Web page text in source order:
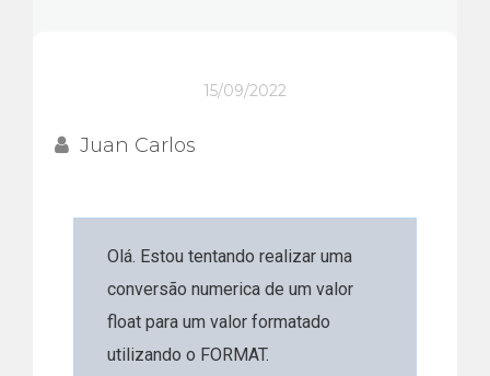
15/09/2022
Juan Carlos
Olá. Estou tentando realizar uma
conversão numerica de um valor
float para um valor formatado
utilizando o FORMAT.